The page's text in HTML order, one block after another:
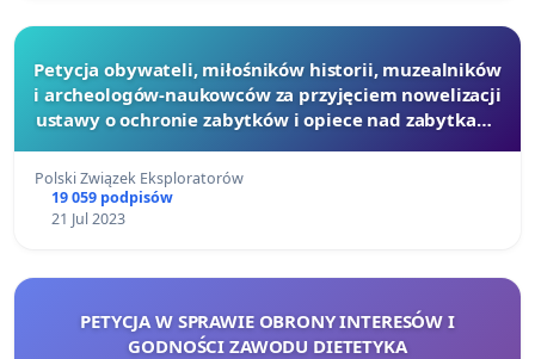
Petycja obywateli, miłośników historii, muzealników
i archeologów-naukowców za przyjęciem nowelizacji
ustawy o ochronie zabytków i opiece nad zabytkami
Polski Związek Eksploratorów
19 059 podpisów
21 Jul 2023
PETYCJA W SPRAWIE OBRONY INTERESÓW I
GODNOŚCI ZAWODU DIETETYKA